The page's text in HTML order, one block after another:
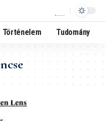
Történelem Tudomány